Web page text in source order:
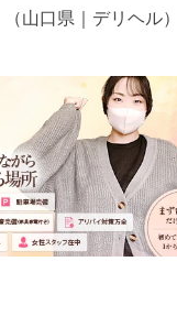
（山口県｜デリヘル）